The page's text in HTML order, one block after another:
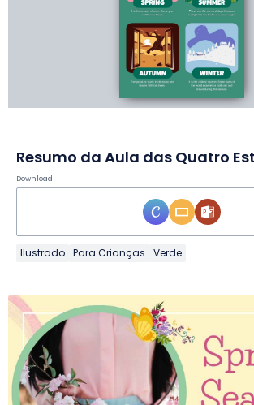
Download
Ilustrado Para Crianças Verde